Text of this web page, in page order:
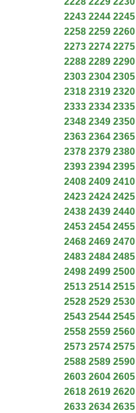
2243 2244 2245
2258 2259 2260
2273 2274 2275
2288 2289 2290
2303 2304 2305
2318 2319 2320
2333 2334 2335
2348 2349 2350
2363 2364 2365
2378 2379 2380
2393 2394 2395
2408 2409 2410
2423 2424 2425
2438 2439 2440
2453 2454 2455
2468 2469 2470
2483 2484 2485
2498 2499 2500
2513 2514 2515
2528 2529 2530
2543 2544 2545
2558 2559 2560
2573 2574 2575
2588 2589 2590
2603 2604 2605
2618 2619 2620
2633 2634 2635